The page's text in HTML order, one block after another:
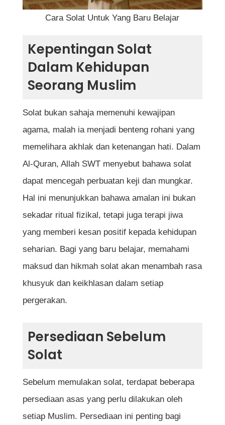
4. Menentukan Arah Kiblat
Rukun Solat Yang Wajib Diketahui
Jadual Perbandingan Rukun Solat dan
Langkah Demi Langkah Cara Solat Untuk
Yang Baru Belajar
1. Berdiri Tegak dan Berniat
2. Takbiratul Ihram
3. Bacaan Doa Iftitah
4. Membaca Surah Al-Fatihah
5. Membaca Surah Pendek
6. Rukuk
9. Duduk Antara Dua Sujud
10. Sujud Kedua
11. Bangun ke Rakaat Kedua
12. Tahiyat Akhir
Cara Solat Untuk Yang Baru Belajar
Kepentingan Solat
Dalam Kehidupan
Seorang Muslim
Solat bukan sahaja memenuhi kewajipan
agama, malah ia menjadi benteng rohani yang
memelihara akhlak dan ketenangan hati. Dalam
Al-Quran, Allah SWT menyebut bahawa solat
dapat mencegah perbuatan keji dan mungkar.
Hal ini menunjukkan bahawa amalan ini bukan
sekadar ritual fizikal, tetapi juga terapi jiwa
yang memberi kesan positif kepada kehidupan
seharian. Bagi yang baru belajar, memahami
maksud dan hikmah solat akan menambah rasa
khusyuk dan keikhlasan dalam setiap
pergerakan.
Persediaan Sebelum
Solat
Sebelum memulakan solat, terdapat beberapa
persediaan asas yang perlu dilakukan oleh
setiap Muslim. Persediaan ini penting bagi